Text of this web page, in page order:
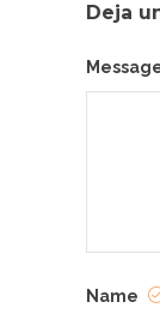
Deja
Name